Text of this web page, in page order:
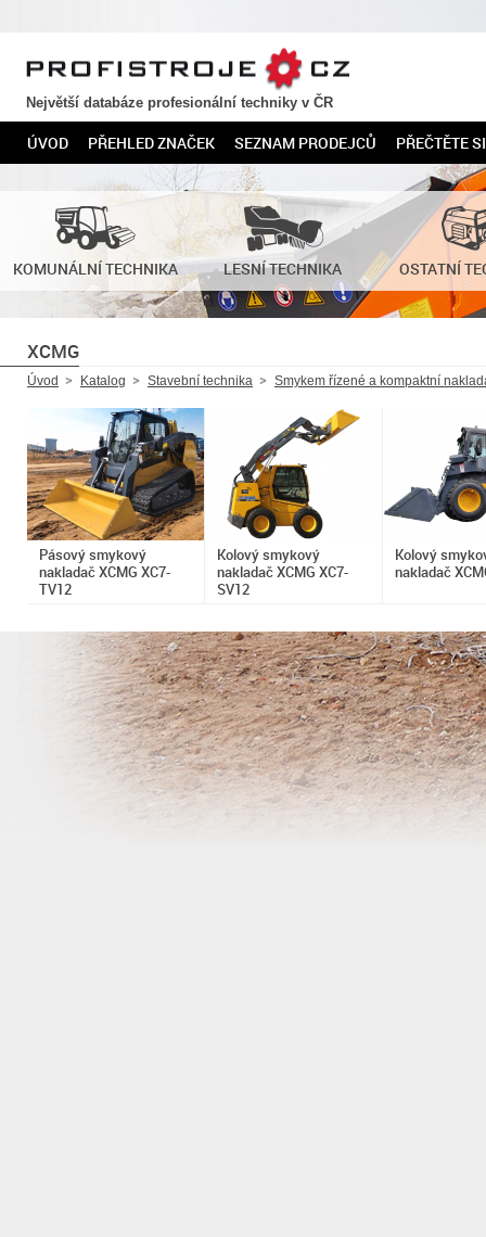
PROFISTROJE.CZ
Největší databáze profesionální techniky v ČR
ÚVOD PŘEHLED ZNAČEK SEZNAM PRODEJCŮ PŘEČTĚTE SI
KOMUNÁLNÍ TECHNIKA LESNÍ TECHNIKA OSTATNÍ
XCMG
Úvod Katalog Stavební technika Smykem řízené a kompaktní
Pásový smykový
nakladač XCMG XC7-
TV12
Kolový smykový
nakladač XCMG XC7-
SV12
Kolový
nakladač